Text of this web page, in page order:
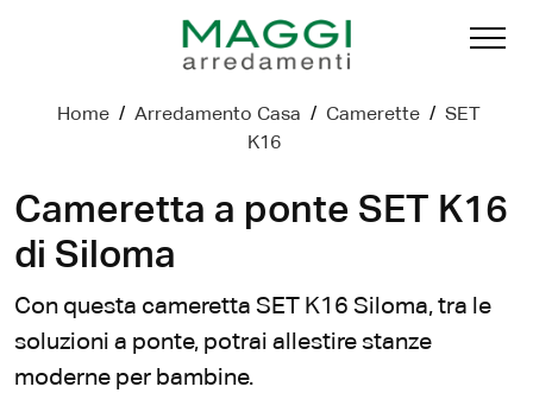
Home / Arredamento Casa / Camerette / SET
K16
Cameretta a ponte SET K16
di Siloma
Con questa cameretta SET K16 Siloma, tra le
soluzioni a ponte, potrai allestire stanze
moderne per bambine.